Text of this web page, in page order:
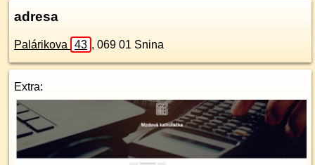
adresa
Palárikova 43 , 069 01 Snina
Extra: